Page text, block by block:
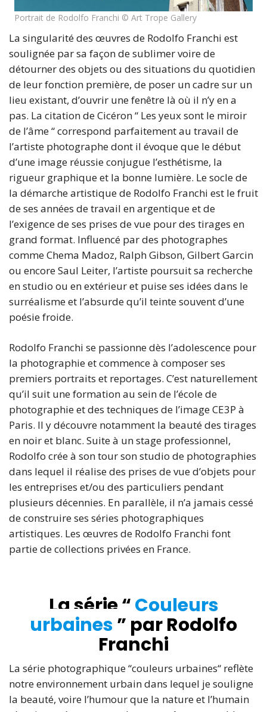
Portrait de Rodolfo Franchi © Art Trope Gallery
La singularité des œuvres de Rodolfo Franchi est
soulignée par sa façon de sublimer voire de
détourner des objets ou des situations du quotidien
de leur fonction première, de poser un cadre sur un
lieu existant, d’ouvrir une fenêtre là où il n’y en a
pas. La citation de Cicéron “ Les yeux sont le miroir
de l’âme “ correspond parfaitement au travail de
l’artiste photographe dont il évoque que le début
d’une image réussie conjugue l’esthétisme, la
rigueur graphique et la bonne lumière. Le socle de
la démarche artistique de Rodolfo Franchi est le fruit
de ses années de travail en argentique et de
l’exigence de ses prises de vue pour des tirages en
grand format. Influencé par des photographes
comme Chema Madoz, Ralph Gibson, Gilbert Garcin
ou encore Saul Leiter, l’artiste poursuit sa recherche
en studio ou en extérieur et puise ses idées dans le
surréalisme et l’absurde qu’il teinte souvent d’une
poésie froide.
Rodolfo Franchi se passionne dès l’adolescence pour
la photographie et commence à composer ses
premiers portraits et reportages. C’est naturellement
qu’il suit une formation au sein de l’école de
photographie et des techniques de l’image CE3P à
Paris. Il y découvre notamment la beauté des tirages
en noir et blanc. Suite à un stage professionnel,
Rodolfo crée à son tour son studio de photographies
dans lequel il réalise des prises de vue d’objets pour
les entreprises et/ou des particuliers pendant
plusieurs décennies. En parallèle, il n’a jamais cessé
de construire ses séries photographiques
artistiques. Les œuvres de Rodolfo Franchi font
partie de collections privées en France.
La série “Couleurs
urbaines” par Rodolfo
Franchi
La série photographique “couleurs urbaines“ reflète
notre environnement urbain dans lequel je souligne
la beauté, voire l’humour que la nature et l’humain